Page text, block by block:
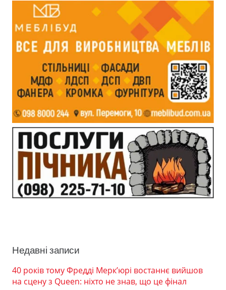
Недавні записи
40 років тому Фредді Мерк’юрі востаннє вийшов
на сцену з Queen: ніхто не знав, що це фінал